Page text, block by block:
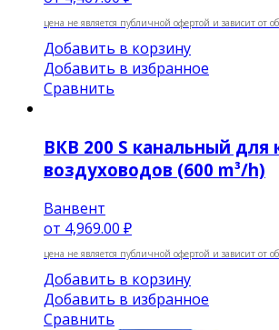
цена не является публичной офертой и зависит от
Добавить в корзину
Добавить в избранное
Сравнить
ВКВ 200 S канальный для
воздуховодов (600 m³/h)
Ванвент
от 4,969.00 ₽
цена не является публичной офертой и зависит от
Добавить в корзину
Добавить в избранное
Сравнить